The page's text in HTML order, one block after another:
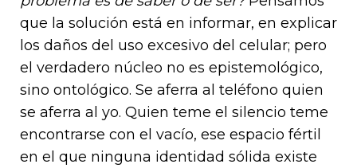
que la solución está en informar, en explicar
los daños del uso excesivo del celular; pero
el verdadero núcleo no es epistemológico,
sino ontológico. Se aferra al teléfono quien
se aferra al yo. Quien teme el silencio teme
encontrarse con el vacío, ese espacio fértil
en el que ninguna identidad sólida existe